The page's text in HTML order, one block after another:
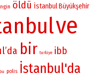
öldü İstanbul Büyükşehir
ve
bir turkiye ibb
bu polis İstanbul'da